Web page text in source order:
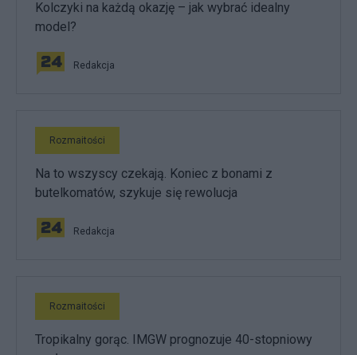
Kolczyki na każdą okazję – jak wybrać idealny
model?
Redakcja
Rozmaitości
Na to wszyscy czekają. Koniec z bonami z
butelkomatów, szykuje się rewolucja
Redakcja
Rozmaitości
Tropikalny gorąc. IMGW prognozuje 40-stopniowy